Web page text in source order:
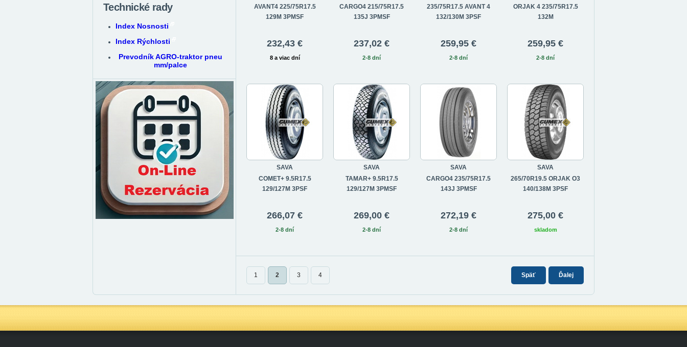
AVANT4 225/75R17.5
129M 3PMSF
232,43 €
8 a viac dní
CARGO4 215/75R17.5
135J 3PMSF
237,02 €
2-8 dní
235/75R17.5 AVANT 4
132/130M 3PSF
259,95 €
2-8 dní
ORJAK 4 235/75R17.5
132M
259,95 €
2-8 dní
SAVA
COMET+ 9.5R17.5
129/127M 3PSF
266,07 €
2-8 dní
SAVA
TAMAR+ 9.5R17.5
129/127M 3PMSF
269,00 €
2-8 dní
SAVA
CARGO4 235/75R17.5
143J 3PMSF
272,19 €
2-8 dní
SAVA
265/70R19.5 ORJAK O3
140/138M 3PSF
275,00 €
skladom
1 2 3 4 Späť Ďalej
Technické rady
Index Nosnosti
Index Rýchlosti
Prevodník AGRO-traktor pneu
mm/palce